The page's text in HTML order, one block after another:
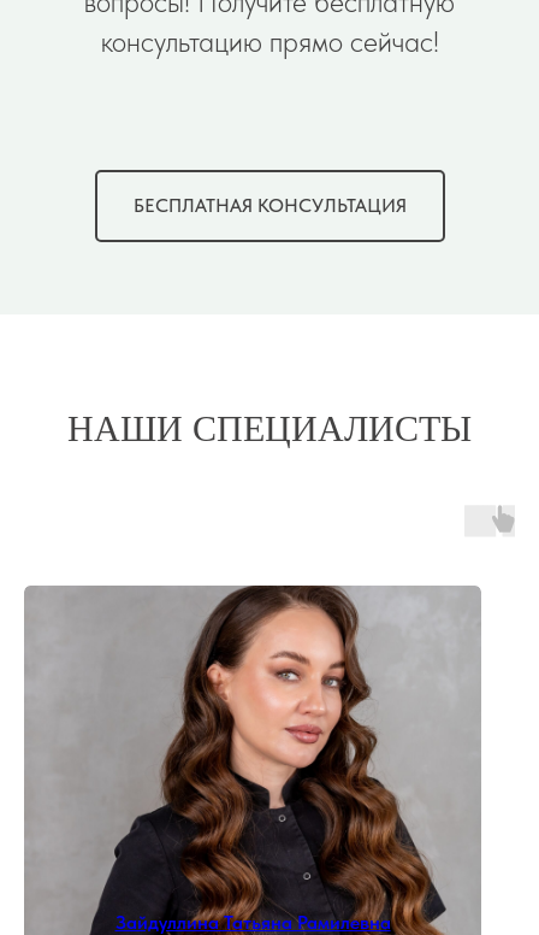
консультацию прямо сейчас!
БЕСПЛАТНАЯ КОНСУЛЬТАЦИЯ
НАШИ СПЕЦИАЛИСТЫ
Зайдуллина Татьяна Рамилевна